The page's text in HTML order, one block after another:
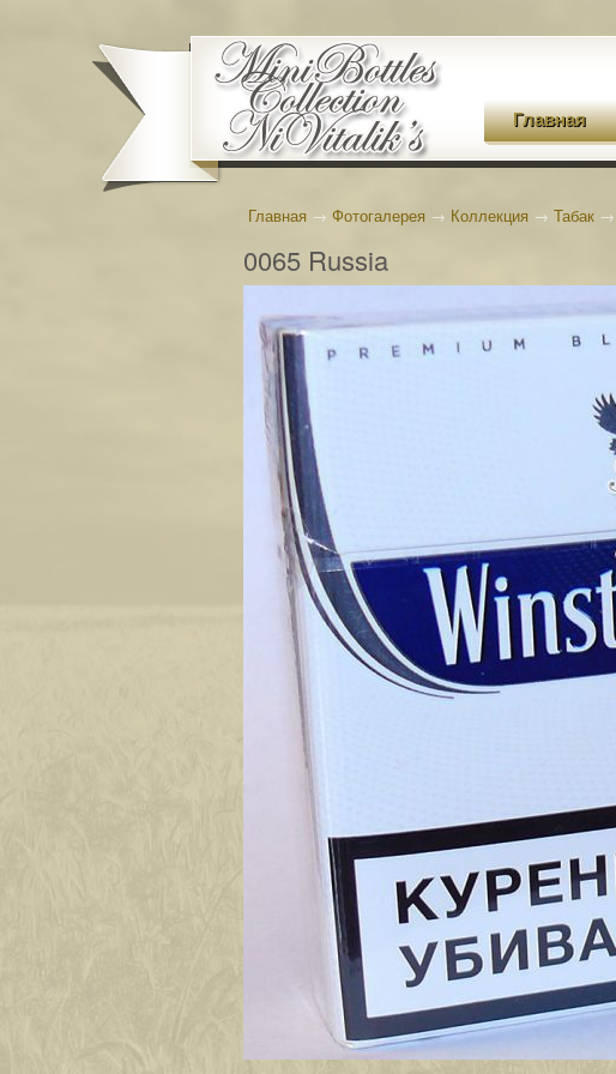
Главная
Главная → Фотогалерея → Коллекция → Табак →
0065 Russia